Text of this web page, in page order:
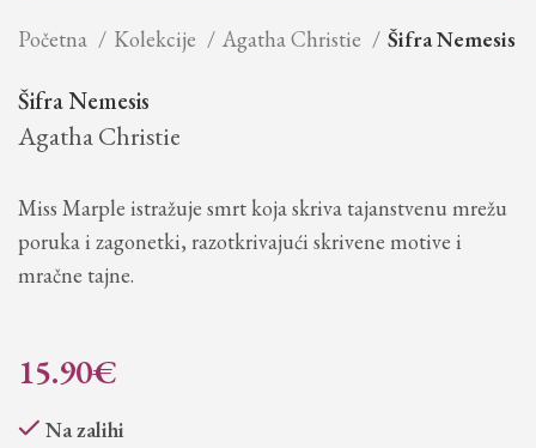
Početna Kolekcije Agatha Christie Šifra Nemesis
Šifra Nemesis
Agatha Christie
Miss Marple istražuje smrt koja skriva tajanstvenu mrežu
poruka i zagonetki, razotkrivajući skrivene motive i
mračne tajne.
15.90€
Na zalihi